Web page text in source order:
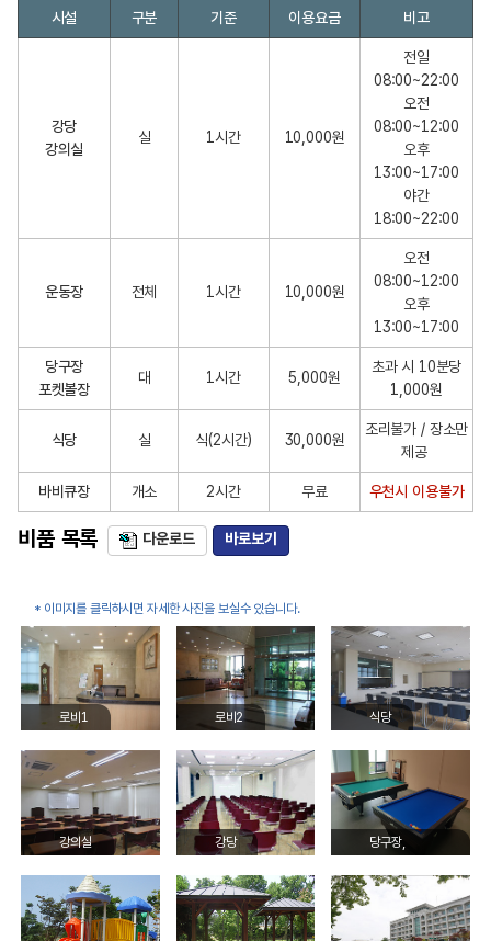
대
시설 구분 기준 이용요금 비고
강당
강의실
실 1시간 10,000원
전일
08:00~22:00
오전
08:00~12:00
오후
13:00~17:00
야간
18:00~22:00
운동장 전체 1시간 10,000원
오전
08:00~12:00
오후
13:00~17:00
당구장
포켓볼장
대 1시간 5,000원
초과 시 10분당
1,000원
식당 실 식(2시간) 30,000원
조리불가 / 장소만
제공
바비큐장 개소 2시간 무료 우천시 이용불가
비품 목록 다운로드 바로보기
* 이미지를 클릭하시면 자세한 사진을 보실수 있습니다.
로비1 로비2 식당
강의실 강당
당구장,